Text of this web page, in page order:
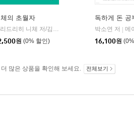
| 현대지성
의 초월자
원 (0% 할인)
독하게 돈 공
박소연 저 | 메
16,100원
많은 상품을 확인해 보세요. 전체보기